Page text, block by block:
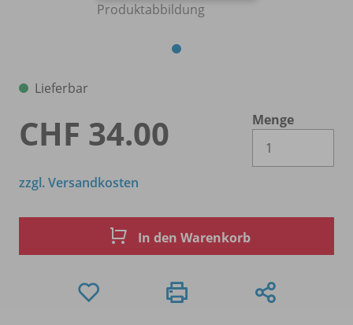
Produktabbildung
Lieferbar
CHF 34.00
Menge
zzgl. Versandkosten
In den Warenkorb